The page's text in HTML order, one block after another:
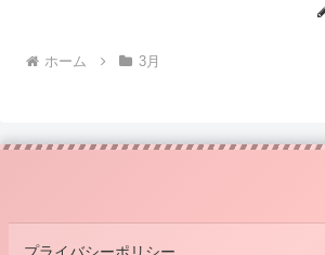
ホーム 3月